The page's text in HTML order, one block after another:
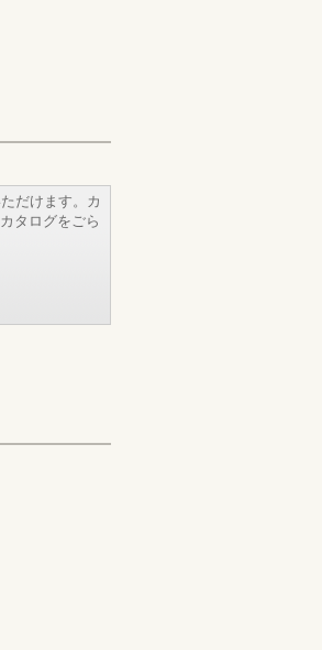
だけます。カ
タログをごら